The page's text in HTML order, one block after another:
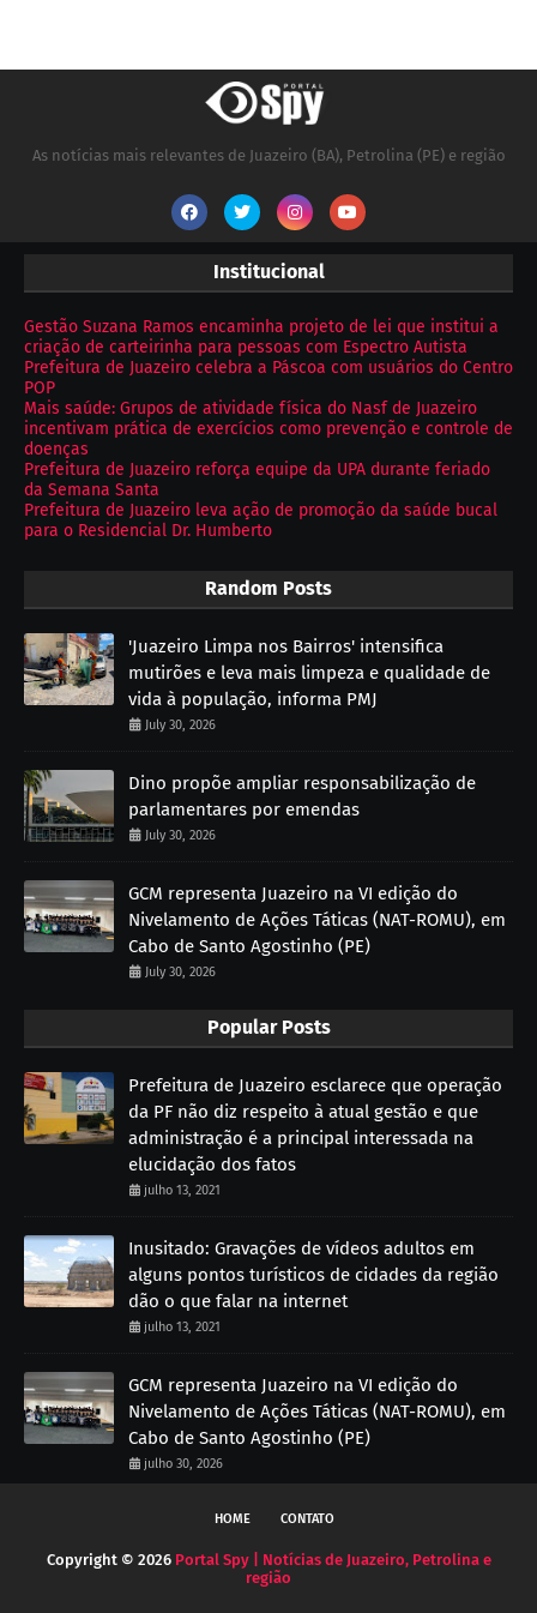
As notícias mais relevantes de Juazeiro (BA), Petrolina (PE) e região
Institucional
Gestão Suzana Ramos encaminha projeto de lei que institui a
criação de carteirinha para pessoas com Espectro Autista
Prefeitura de Juazeiro celebra a Páscoa com usuários do Centro
POP
Mais saúde: Grupos de atividade física do Nasf de Juazeiro
incentivam prática de exercícios como prevenção e controle de
doenças
Prefeitura de Juazeiro reforça equipe da UPA durante feriado
da Semana Santa
Prefeitura de Juazeiro leva ação de promoção da saúde bucal
para o Residencial Dr. Humberto
Random Posts
'Juazeiro Limpa nos Bairros' intensifica
mutirões e leva mais limpeza e qualidade de
vida à população, informa PMJ
July 30, 2026
Dino propõe ampliar responsabilização de
parlamentares por emendas
July 30, 2026
GCM representa Juazeiro na VI edição do
Nivelamento de Ações Táticas (NAT-ROMU), em
Cabo de Santo Agostinho (PE)
July 30, 2026
Popular Posts
Prefeitura de Juazeiro esclarece que operação
da PF não diz respeito à atual gestão e que
administração é a principal interessada na
elucidação dos fatos
julho 13, 2021
Inusitado: Gravações de vídeos adultos em
alguns pontos turísticos de cidades da região
dão o que falar na internet
julho 13, 2021
GCM representa Juazeiro na VI edição do
Nivelamento de Ações Táticas (NAT-ROMU), em
Cabo de Santo Agostinho (PE)
julho 30, 2026
HOME CONTATO
Copyright © 2026 Portal Spy | Notícias de Juazeiro, Petrolina e
região